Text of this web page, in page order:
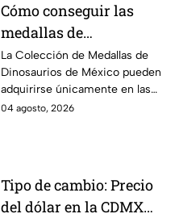
Cómo conseguir las
medallas de
Dinosaurios de México
La Colección de Medallas de
Dinosaurios de México pueden
adquirirse únicamente en las
tiendas físicas de la Casa de la
04 agosto, 2026
Tipo de cambio: Precio
del dólar en la CDMX